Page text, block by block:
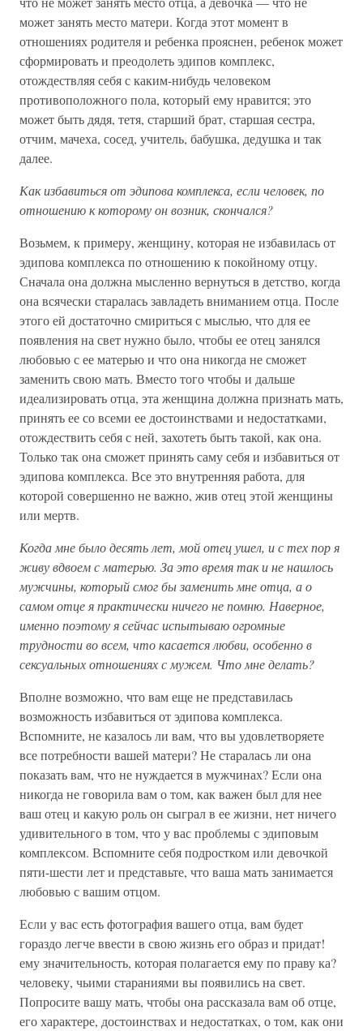
может занять место матери. Когда этот момент в
отношениях родителя и ребенка прояснен, ребенок может
сформировать и преодолеть эдипов комплекс,
отождествляя себя с каким-нибудь человеком
противоположного пола, который ему нравится; это
может быть дядя, тетя, старший брат, старшая сестра,
отчим, мачеха, сосед, учитель, бабушка, дедушка и так
далее.
Как избавиться от эдипова комплекса, если человек, по
отношению к которому он возник, скончался?
Возьмем, к примеру, женщину, которая не избавилась от
эдипова комплекса по отношению к покойному отцу.
Сначала она должна мысленно вернуться в детство, когда
она всячески старалась завладеть вниманием отца. После
этого ей достаточно смириться с мыслью, что для ее
появления на свет нужно было, чтобы ее отец занялся
любовью с ее матерью и что она никогда не сможет
заменить свою мать. Вместо того чтобы и дальше
идеализировать отца, эта женщина должна признать мать,
принять ее со всеми ее достоинствами и недостатками,
отождествить себя с ней, захотеть быть такой, как она.
Только так она сможет принять саму себя и избавиться от
эдипова комплекса. Все это внутренняя работа, для
которой совершенно не важно, жив отец этой женщины
или мертв.
Когда мне было десять лет, мой отец ушел, и с тех пор я
живу вдвоем с матерью. За это время так и не нашлось
мужчины, который смог бы заменить мне отца, а о
самом отце я практически ничего не помню. Наверное,
именно поэтому я сейчас испытываю огромные
трудности во всем, что касается любви, особенно в
сексуальных отношениях с мужем. Что мне делать?
Вполне возможно, что вам еще не представилась
возможность избавиться от эдипова комплекса.
Вспомните, не казалось ли вам, что вы удовлетворяете
все потребности вашей матери? Не старалась ли она
показать вам, что не нуждается в мужчинах? Если она
никогда не говорила вам о том, как важен был для нее
ваш отец и какую роль он сыграл в ее жизни, нет ничего
удивительного в том, что у вас проблемы с эдиповым
комплексом. Вспомните себя подростком или девочкой
пяти-шести лет и представьте, что ваша мать занимается
любовью с вашим отцом.
Если у вас есть фотография вашего отца, вам будет
гораздо легче ввести в свою жизнь его образ и придат!
ему значительность, которая полагается ему по праву ка?
человеку, чьими стараниями вы появились на свет.
Попросите вашу мать, чтобы она рассказала вам об отце,
его характере, достоинствах и недостатках, о том, как они